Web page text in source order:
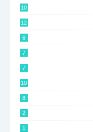
10
12
6
7
7
10
8
2
1